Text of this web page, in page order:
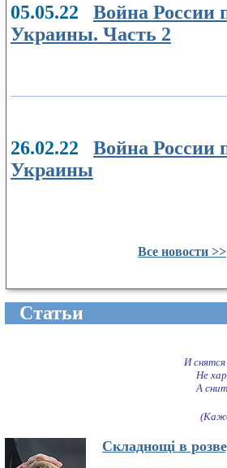
05.05.22 Война России
Украины. Часть 2
26.02.22 Война России
Украины
Все новости >>
Cтатьи
И
Не
А
Складнощі в